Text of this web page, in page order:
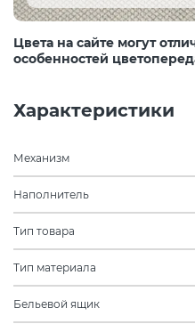
Цвета на сайте могут
особенностей
Характеристики
Механизм
Наполнитель
Тип товара
Тип материала
Бельевой ящик